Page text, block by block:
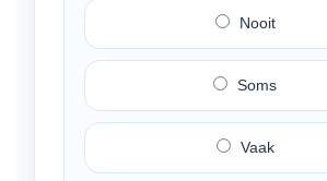
Nooit
Soms
Vaak